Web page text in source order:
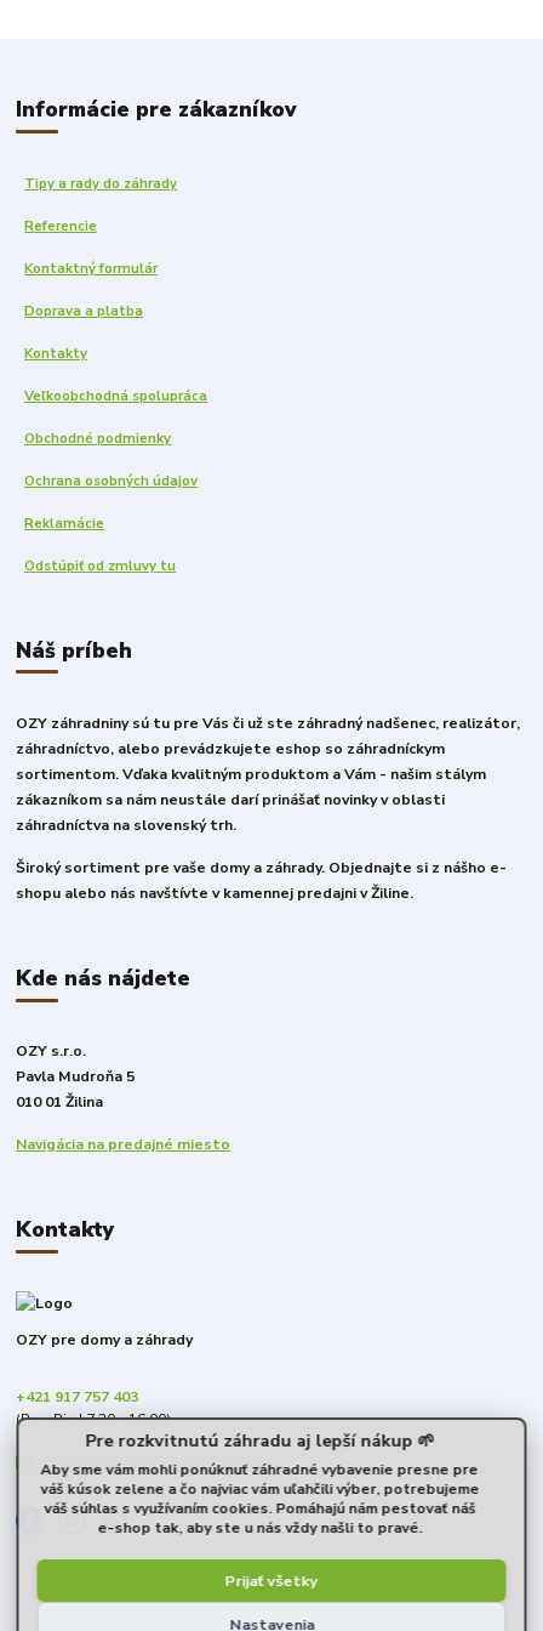
Informácie pre zákazníkov
Tipy a rady do záhrady
Referencie
Kontaktný formulár
Doprava a platba
Kontakty
Veľkoobchodná spolupráca
Obchodné podmienky
Ochrana osobných údajov
Reklamácie
Odstúpiť od zmluvy tu
Náš príbeh
OZY záhradniny sú tu pre Vás či už ste záhradný nadšenec, realizátor,
záhradníctvo, alebo prevádzkujete eshop so záhradníckym
sortimentom. Vďaka kvalitným produktom a Vám - našim stálym
zákazníkom sa nám neustále darí prinášať novinky v oblasti
záhradníctva na slovenský trh.
Široký sortiment pre vaše domy a záhrady. Objednajte si z nášho e-
shopu alebo nás navštívte v kamennej predajni v Žiline.
Kde nás nájdete
OZY s.r.o.
Pavla Mudroňa 5
010 01 Žilina
Navigácia na predajné miesto
Kontakty
OZY pre domy a záhrady
+421 917 757 403
(Po - Pia | 7:30 - 16:00)
obchod@predomyazahrady.sk
Pre rozkvitnutú záhradu aj lepší nákup 🌱
Aby sme vám mohli ponúknuť záhradné vybavenie presne pre
váš kúsok zelene a čo najviac vám uľahčili výber, potrebujeme
váš súhlas s využívaním cookies. Pomáhajú nám pestovať náš
e-shop tak, aby ste u nás vždy našli to pravé.
Nastavenia
Prijať všetky